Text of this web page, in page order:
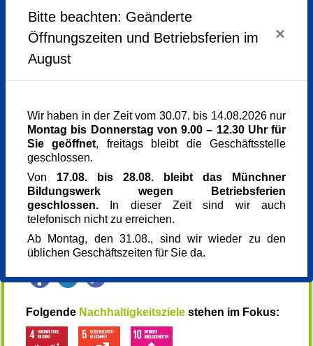
Der Kurs wird von Jadwiga, Bellevue di Monaco und
dem Münchner Bildungswerk kostenfrei angeboten.
Um sich kostenfrei anzumelden, klicken Sie auf den
grünen Button unten rechts Anmeldung und geben
Sie Ihe Daten ein. DANKE!
Dieser Kurs wird am Di 16.06.26 auch in englischer
Sprache angeboten.
Kooperation
München, Bellevue di Monaco
09.06.2026,
80335 München
www.muenchner-bildungswerk.de089 5458050
Kursgebühr
0,00 €
Referent_in
Monika Heck
Anmeldung bis
08.06.2026
168725
Veranstaltung teilen
Folgende Nachhaltigkeitsziele stehen im Fokus:
Bitte beachten: Geänderte
Öffnungszeiten und Betriebsferien im
August
×
Wir haben in der Zeit vom 30.07. bis 14.08.2026 nur
Montag bis Donnerstag von 9.00 – 12.30 Uhr für
Sie geöffnet, freitags bleibt die Geschäftsstelle
geschlossen.
Von 17.08. bis 28.08. bleibt das Münchner
Bildungswerk wegen Betriebsferien
geschlossen. In dieser Zeit sind wir auch
telefonisch nicht zu erreichen.
Ab Montag, den 31.08., sind wir wieder zu den
üblichen Geschäftszeiten für Sie da.